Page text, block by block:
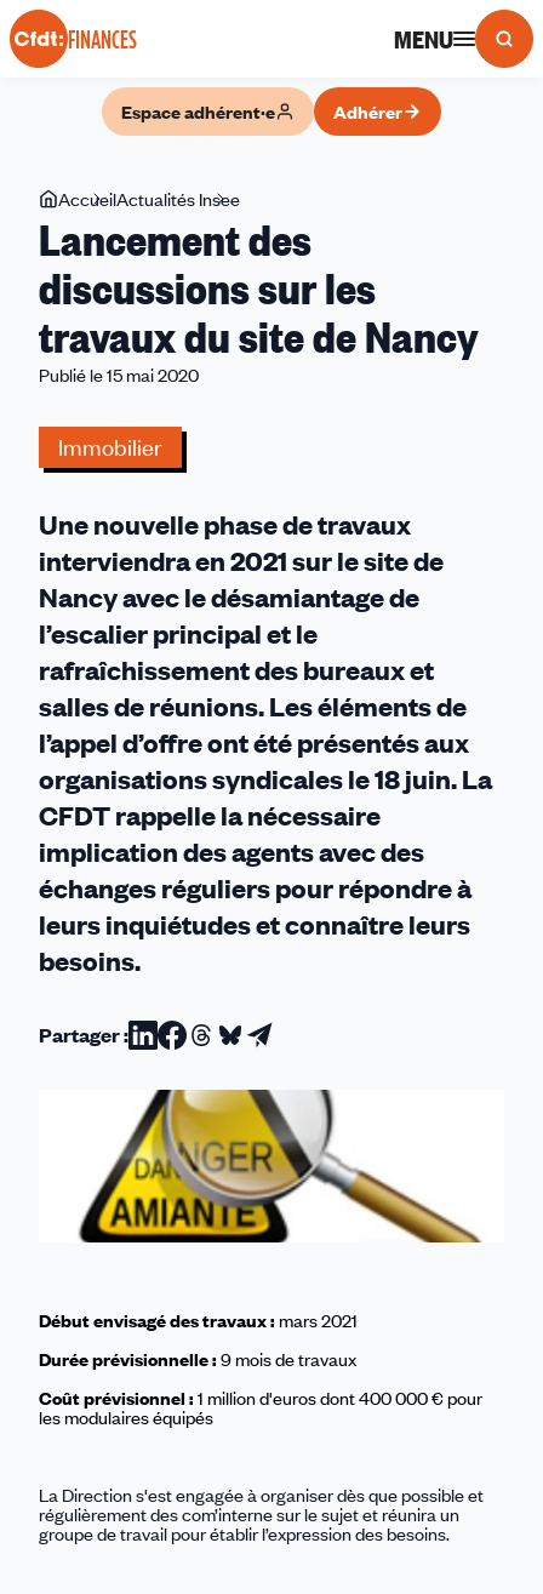
Panneau de gestion des cookies
FINANCES MENU
Espace adhérent·e Adhérer
Vous
êtes
ici
AccueilActualités Insee
des
discussions
sur
les
travaux
Lancement des
discussions sur les
travaux du site de Nancy
Publié le 15 mai 2020
Immobilier
Une nouvelle phase de travaux
interviendra en 2021 sur le site de
Nancy avec le désamiantage de
l’escalier principal et le
rafraîchissement des bureaux et
salles de réunions. Les éléments de
l’appel d’offre ont été présentés aux
organisations syndicales le 18 juin.La
CFDT rappelle la nécessaire
implication des agents avec des
échanges réguliers pour répondre à
leurs inquiétudes et connaître leurs
besoins.
Partager :Partager
sur
Linkedin
Partager
sur
Facebook
Partager
sur
Threads
Partager
sur
Bluesky
Partager
par
email
Début envisagé des travaux : mars 2021
Durée prévisionnelle : 9 mois de travaux
Coût prévisionnel : 1 million d'euros dont 400 000 € pour
les modulaires équipés
La Direction s'est engagée à organiser dès que possible et
régulièrement des com’interne sur le sujet et réunira un
groupe de travail pour établir l’expression des besoins.